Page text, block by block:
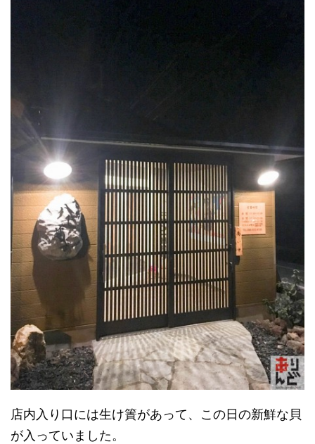
店内入り口には生け簀があって、この日の新鮮な貝
が入っていました。